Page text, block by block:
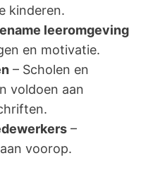
kinderen.
leeromgeving
en motivatie.
– Scholen en
voldoen aan
–
voorop.